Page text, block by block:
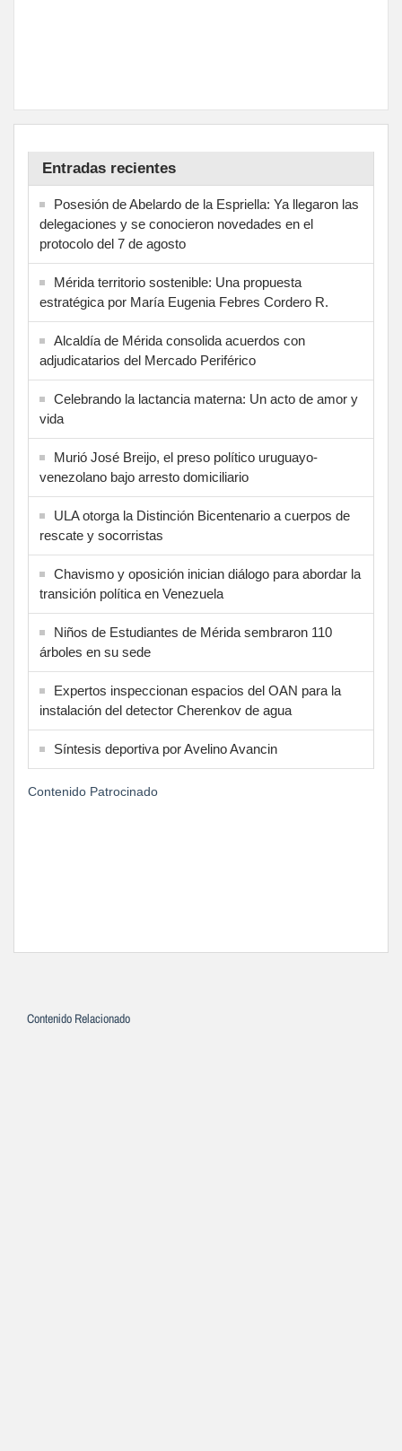
Entradas recientes
Posesión de Abelardo de la Espriella: Ya llegaron las
delegaciones y se conocieron novedades en el
protocolo del 7 de agosto
Mérida territorio sostenible: Una propuesta
estratégica por María Eugenia Febres Cordero R.
Alcaldía de Mérida consolida acuerdos con
adjudicatarios del Mercado Periférico
Celebrando la lactancia materna: Un acto de amor y
vida
Murió José Breijo, el preso político uruguayo-
venezolano bajo arresto domiciliario
ULA otorga la Distinción Bicentenario a cuerpos de
rescate y socorristas
Chavismo y oposición inician diálogo para abordar la
transición política en Venezuela
Niños de Estudiantes de Mérida sembraron 110
árboles en su sede
Expertos inspeccionan espacios del OAN para la
instalación del detector Cherenkov de agua
Síntesis deportiva por Avelino Avancin
Contenido Patrocinado
Contenido Relacionado